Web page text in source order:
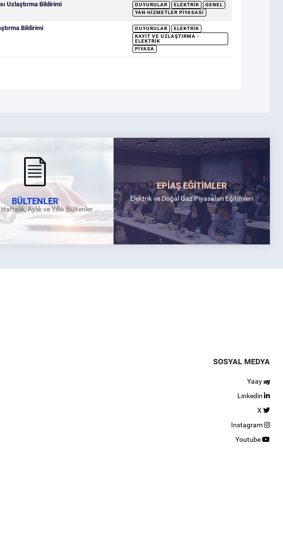
Uzlaştırma Bildirimi DUYURULAR ELEKTRIK
GENEL
YAN HIZMETLER PIYASASI
Bildirimi DUYURULAR
ELEKTRIK
KAYIT VE UZLAŞTIRMA -
ELEKTRIK
PIYASA
BÜLTENLER
Aylık ve Yıllık Bültenler
EPİAŞ EĞİTİMLER
Elektrik ve Doğal Gaz Piyasaları Eğitimleri
SOSYAL MEDYA
Yaay
Linkedin
X
Instagram
Youtube